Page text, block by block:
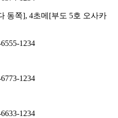
동쪽], 4초메[부도 5호 오사카
1234
1234
1234